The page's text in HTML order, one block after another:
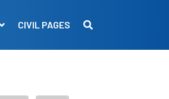
CIVIL PAGES